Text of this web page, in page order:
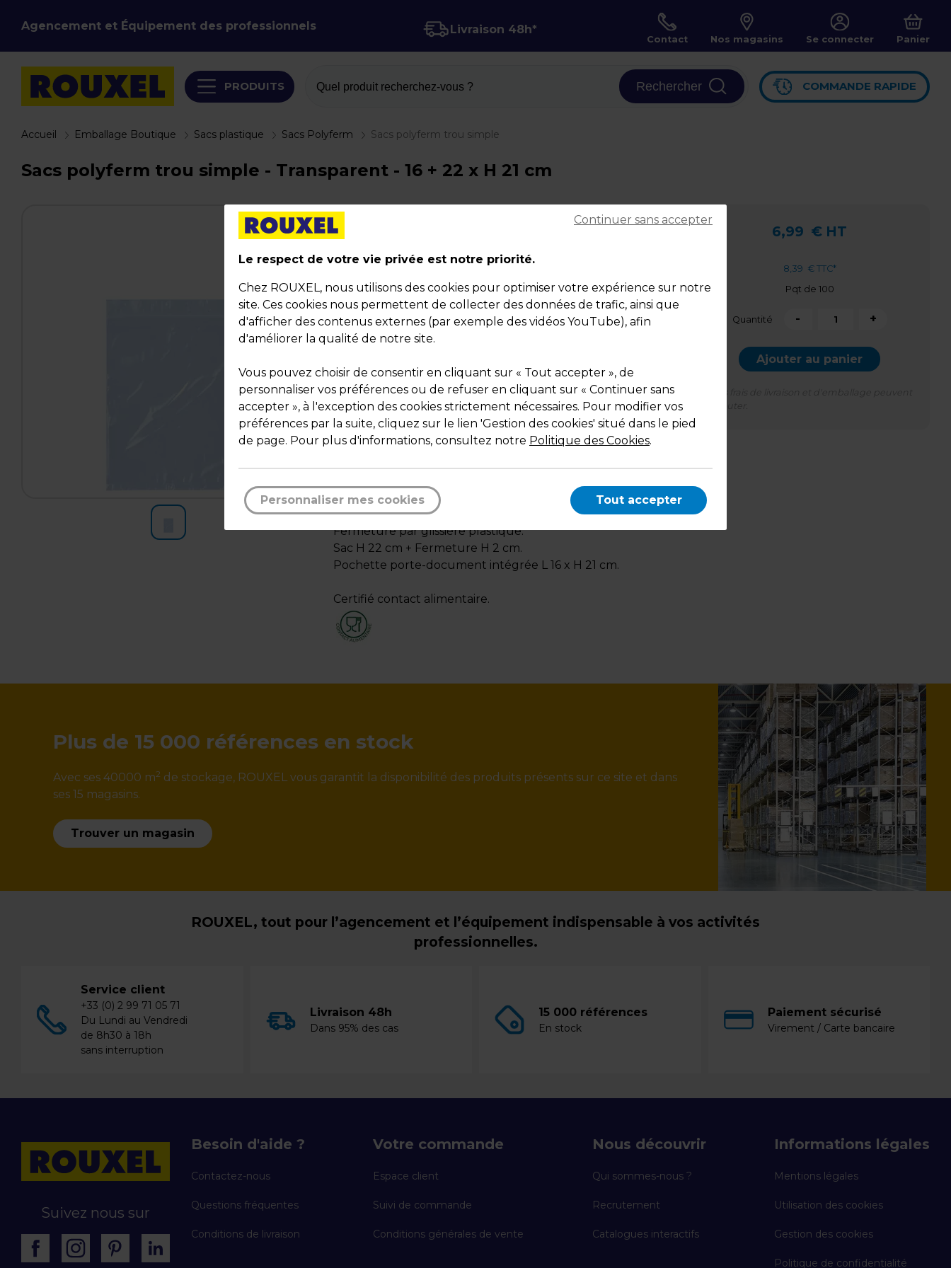
Agencement et Équipement des professionnels Livraison 48h*
Contact Nos magasins Se connecter Panier
PRODUITS Quel produit recherchez-vous ? Rechercher COMMANDE RAPIDE
Accueil Emballage Boutique Sacs plastique Sacs Polyferm Sacs polyferm trou simple
Sacs polyferm trou simple - Transparent - 16 + 22 x H 21 cm
Sacs polyferm trou simple
Code :
Couleur : Transparent
Matière : Plastique
Dimensions : 16 + 22 x H 21 cm
Poids : 0,64 kg
6,99 € HT
8,39 € TTC*
Pqt de 100
Quantité - +
Ajouter au panier
idéal pour conditionner et protéger.
Fermeture par glissière plastique.
Sac H 22 cm + Fermeture H 2 cm.
Pochette porte-document intégrée L 16 x H 21 cm.
Certifié contact alimentaire.
Plus de 15 000 références en stock
Avec ses 40000 m2 de stockage, ROUXEL vous garantit la disponibilité des produits présents sur ce site et dans
ses 15 magasins.
Trouver un magasin
ROUXEL, tout pour l’agencement et l’équipement indispensable à vos activités
professionnelles.
Service client
+33 (0) 2 99 71 05 71
Du Lundi au Vendredi
de 8h30 à 18h
sans interruption
Livraison 48h
Dans 95% des cas
15 000 références
En stock
Paiement sécurisé
Virement / Carte bancaire
Suivez nous sur
Besoin d'aide ?
Contactez-nous
Questions fréquentes
Conditions de livraison
Votre commande
Espace client
Suivi de commande
Conditions générales de vente
Nous découvrir
Qui sommes-nous ?
Recrutement
Catalogues interactifs
Informations légales
Mentions légales
Utilisation des cookies
Gestion des cookies
Politique de confidentialité
Le respect de votre vie privée est notre priorité.
Chez ROUXEL, nous utilisons des cookies pour optimiser votre expérience sur notre
site. Ces cookies nous permettent de collecter des données de trafic, ainsi que
d'afficher des contenus externes (par exemple des vidéos YouTube), afin
d'améliorer la qualité de notre site.
Vous pouvez choisir de consentir en cliquant sur « Tout accepter », de
personnaliser vos préférences ou de refuser en cliquant sur « Continuer sans
accepter », à l'exception des cookies strictement nécessaires. Pour modifier vos
préférences par la suite, cliquez sur le lien 'Gestion des cookies' situé dans le pied
de page. Pour plus d'informations, consultez notre Politique des Cookies.
Continuer sans accepter
Personnaliser mes cookies Tout accepter